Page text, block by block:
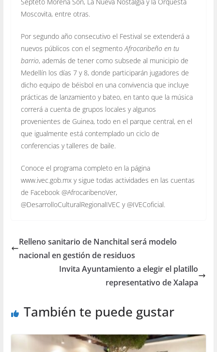
Moscovita, entre otras.
Por segundo año consecutivo el Festival se extenderá a
nuevos públicos con el segmento Afrocaribeño en tu
barrio, además de tener como subsede al municipio de
Medellín los días 7 y 8, donde participarán jugadores de
dicho equipo de béisbol en una convivencia que incluye
prácticas de lanzamiento y bateo, en tanto que la música
correrá a cuenta de grupos locales y algunos
provenientes de Guinea, todo en el parque central, en el
que igualmente está contemplado un ciclo de
conferencias y talleres de baile.
Conoce el programa completo en la página
www.ivec.gob.mx y sigue todas actividades en las cuentas
de Facebook @AfrocaribenoVer,
@DesarrolloCulturalRegionalIVEC y @IVECoficial.
Relleno sanitario de Nanchital será modelo
nacional en gestión de residuos
Invita Ayuntamiento a elegir el platillo
representativo de Xalapa
También te puede gustar